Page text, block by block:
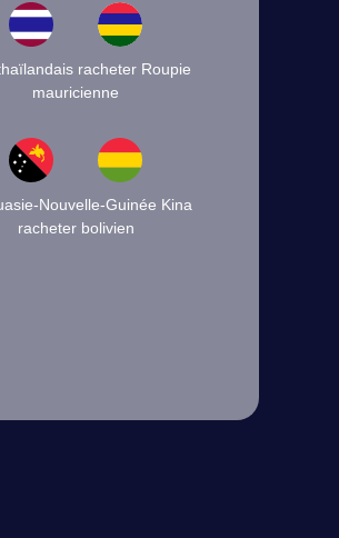
racheter Roupie
mauricienne
Nouvelle-Guinée Kina
racheter bolivien